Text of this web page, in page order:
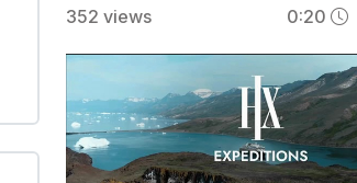
352 views 0:20